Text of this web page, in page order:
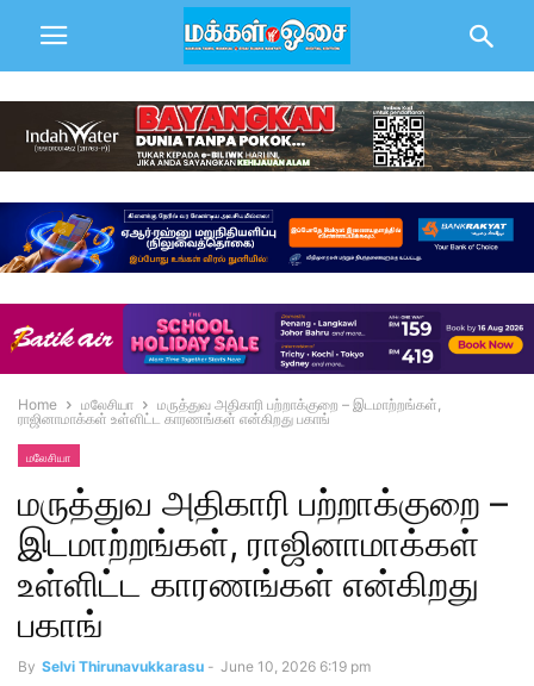
Home மலேசியா
மருத்துவ அதிகாரி பற்றாக்குறை – இடமாற்றங்கள்,
ராஜினாமாக்கள் உள்ளிட்ட காரணங்கள் என்கிறது பகாங்
மலேசியா
மருத்துவ அதிகாரி பற்றாக்குறை –
இடமாற்றங்கள், ராஜினாமாக்கள்
உள்ளிட்ட காரணங்கள் என்கிறது
பகாங்
By Selvi Thirunavukkarasu - June 10, 2026 6:19 pm